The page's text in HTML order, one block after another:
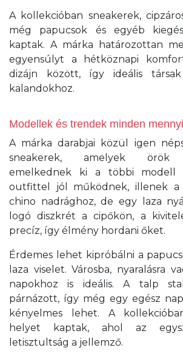
A kollekcióban sneakerek,
még papucsok és egyéb
kaptak. A márka határozottan
egyensúlyt a hétköznapi
dizájn között, így ideális
kalandokhoz.
Modellek és trendek minden
A márka darabjai közül igen
sneakerek, amelyek örök
emelkednek ki a többi modell
outfittel jól működnek, illenek a
chino nadrághoz, de egy laza
logó diszkrét a cipőkön, a
precíz, így élmény hordani őket.
Érdemes lehet kipróbálni a
laza viselet. Városba, nyaralásra
napokhoz is ideális. A talp
párnázott, így még egy egész
kényelmes lehet. A
helyet kaptak, ahol az
letisztultság a jellemző.